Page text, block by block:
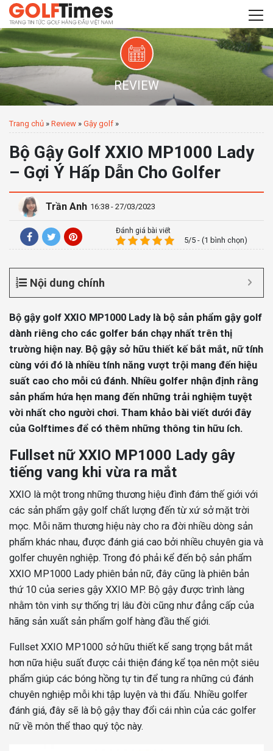
REVIEW
Trang chủ » Review » Gậy golf »
Bộ Gậy Golf XXIO MP1000 Lady
– Gợi Ý Hấp Dẫn Cho Golfer
Trần Anh 16:38 - 27/03/2023
Đánh giá bài viết
5/5 - (1 bình chọn)
Nội dung chính
Bộ gậy golf XXIO MP1000 Lady là bộ sản phẩm gậy golf
dành riêng cho các golfer bán chạy nhất trên thị
trường hiện nay. Bộ gậy sở hữu thiết kế bắt mắt, nữ tính
cùng với đó là nhiều tính năng vượt trội mang đến hiệu
suất cao cho mỗi cú đánh. Nhiều golfer nhận định rằng
sản phẩm hứa hẹn mang đến những trải nghiệm tuyệt
vời nhất cho người chơi. Tham khảo bài viết dưới đây
của Golftimes để có thêm những thông tin hữu ích.
Fullset nữ XXIO MP1000 Lady gây
tiếng vang khi vừa ra mắt
XXIO là một trong những thương hiệu đình đám thế giới với
các sản phẩm gậy golf chất lượng đến từ xứ sở mặt trời
mọc. Mỗi năm thương hiệu này cho ra đời nhiều dòng sản
phẩm khác nhau, được đánh giá cao bởi nhiều chuyên gia và
golfer chuyên nghiệp. Trong đó phải kể đến bộ sản phẩm
XXIO MP1000 Lady phiên bản nữ, đây cũng là phiên bản
thứ 10 của series gậy XXIO MP. Bộ gậy được trình làng
nhằm tôn vinh sự thống trị lâu đời cũng như đẳng cấp của
hãng sản xuất sản phẩm golf hàng đầu thế giới.
Fullset XXIO MP1000 sở hữu thiết kế sang trọng bắt mắt
hơn nữa hiệu suất được cải thiện đáng kể tọa nên một siêu
phẩm giúp các bóng hồng tự tin để tung ra những cú đánh
chuyên nghiệp mỗi khi tập luyện và thi đấu. Nhiều golfer
đánh giá, đây sẽ là bộ gậy thay đổi cái nhìn của các golfer
nữ về môn thể thao quý tộc này.